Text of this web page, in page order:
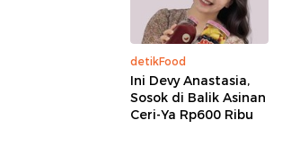
detikFood
Ini Devy Anastasia,
Sosok di Balik Asinan
Ceri-Ya Rp600 Ribu